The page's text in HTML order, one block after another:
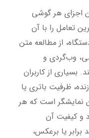
اجزای هر گوشی
تعامل را با آن
از مطالعه متن
وب‌گردی و
بسیاری از کاربران
ظرفیت باتری یا
نمایشگر است که هر
و کیفیت آن
برابر یا برعکس،